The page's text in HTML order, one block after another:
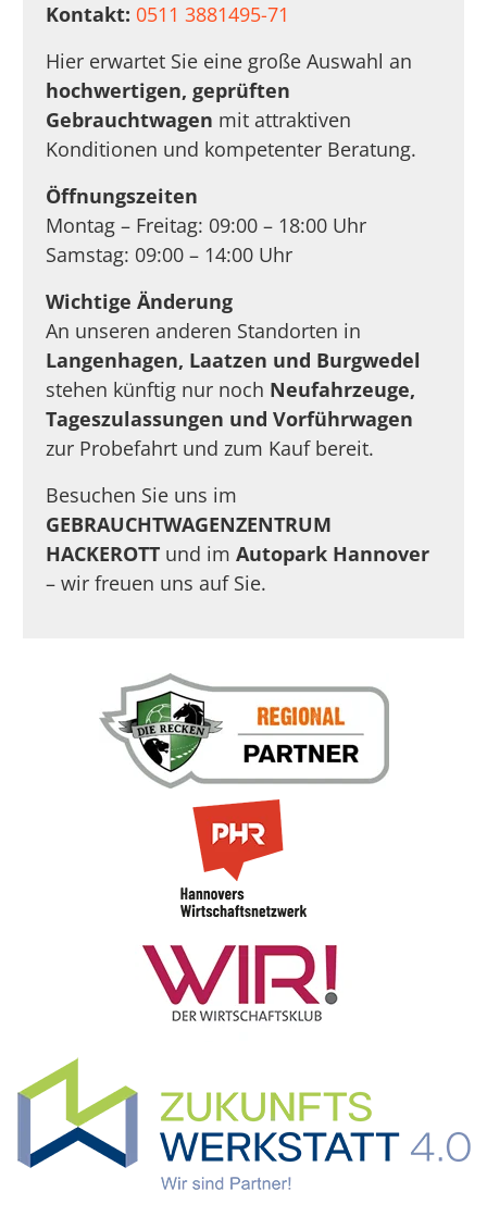
Kontakt: 0511 3881495-71
Hier erwartet Sie eine große Auswahl an
hochwertigen, geprüften
Gebrauchtwagen mit attraktiven
Konditionen und kompetenter Beratung.
Öffnungszeiten
Montag – Freitag: 09:00 – 18:00 Uhr
Samstag: 09:00 – 14:00 Uhr
Wichtige Änderung
An unseren anderen Standorten in
Langenhagen, Laatzen und Burgwedel
stehen künftig nur noch Neufahrzeuge,
Tageszulassungen und Vorführwagen
zur Probefahrt und zum Kauf bereit.
Besuchen Sie uns im
GEBRAUCHTWAGENZENTRUM
HACKEROTT und imAutopark Hannover
– wir freuen uns auf Sie.